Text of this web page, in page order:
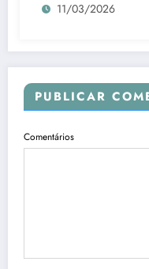
11/03/2026
PUBLICAR
Comentários